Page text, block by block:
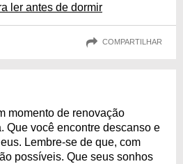
ler antes de dormir
COMPARTILHAR
momento de renovação
Que você encontre descanso e
Lembre-se de que, com
possíveis. Que seus sonhos